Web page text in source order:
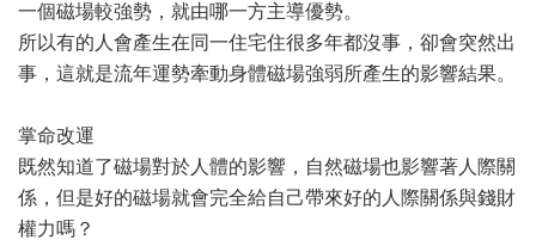
一個磁場較強勢，就由哪一方主導優勢。
所以有的人會產生在同一住宅住很多年都沒事，卻會突然出
事，這就是流年運勢牽動身體磁場強弱所產生的影響結果。
掌命改運
既然知道了磁場對於人體的影響，自然磁場也影響著人際關
係，但是好的磁場就會完全給自己帶來好的人際關係與錢財
權力嗎？